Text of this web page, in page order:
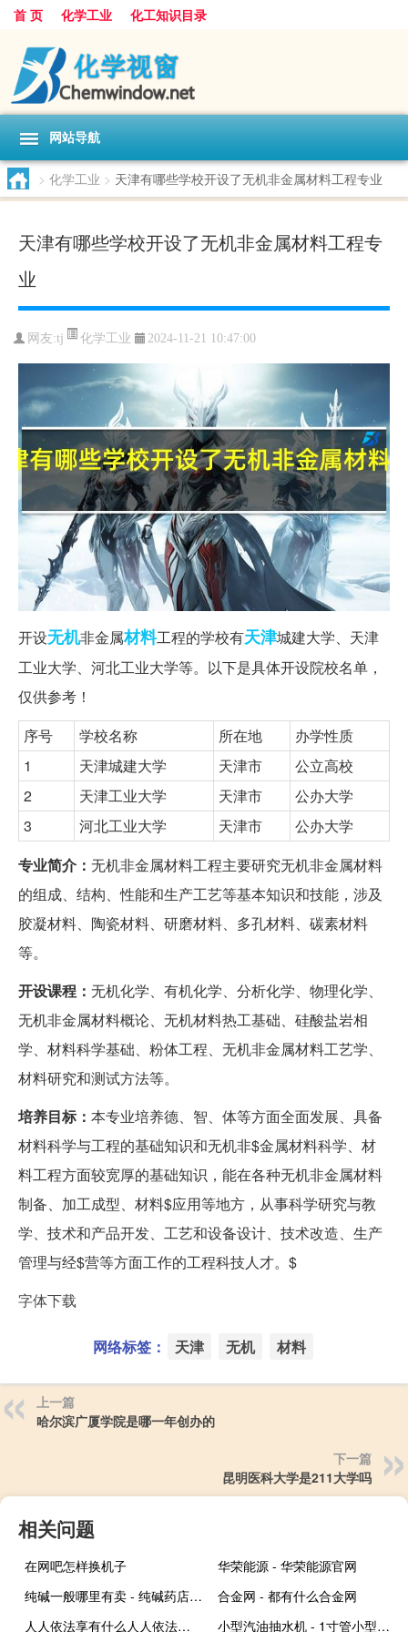
首 页 化学工业 化工知识目录
网站导航
> 化学工业 > 天津有哪些学校开设了无机非金属材料工程专业
天津有哪些学校开设了无机非金属材料工程专
业
网友:tj 化学工业 2024-11-21 10:47:00
开设无机非金属材料工程的学校有天津城建大学、天津
工业大学、河北工业大学等。以下是具体开设院校名单，
仅供参考！
序号
学校名称 所在地
办学性质
1
天津城建大学 天津市
公立高校
2
天津工业大学 天津市
公办大学
3
河北工业大学 天津市
公办大学
专业简介： 无机非金属材料工程主要研究无机非金属材料
的组成、结构、性能和生产工艺等基本知识和技能，涉及
胶凝材料、陶瓷材料、研磨材料、多孔材料、碳素材料
等。
开设课程： 无机化学、有机化学、分析化学、物理化学、
无机非金属材料概论、无机材料热工基础、硅酸盐岩相
学、材料科学基础、粉体工程、无机非金属材料工艺学、
材料研究和测试方法等。
培养目标： 本专业培养德、智、体等方面全面发展、具备
材料科学与工程的基础知识和无机非$金属材料科学、材
料工程方面较宽厚的基础知识，能在各种无机非金属材料
制备、加工成型、材料$应用等地方，从事科学研究与教
学、技术和产品开发、工艺和设备设计、技术改造、生产
管理与经$营等方面工作的工程科技人才。$
字体下载
网络标签： 天津 无机 材料
上一篇
哈尔滨广厦学院是哪一年创办的
下一篇
昆明医科大学是211大学吗
相关问题
在网吧怎样换机子
华荣能源 - 华荣能源官网
纯碱一般哪里有卖 - 纯碱药店有卖吗
合金网 - 都有什么合金网
人人依法享有什么人人依法履行什么
小型汽油抽水机 - 1寸管小型汽油抽水机